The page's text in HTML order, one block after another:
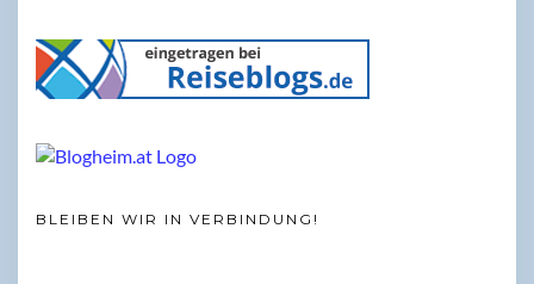
BLEIBEN WIR IN VERBINDUNG!